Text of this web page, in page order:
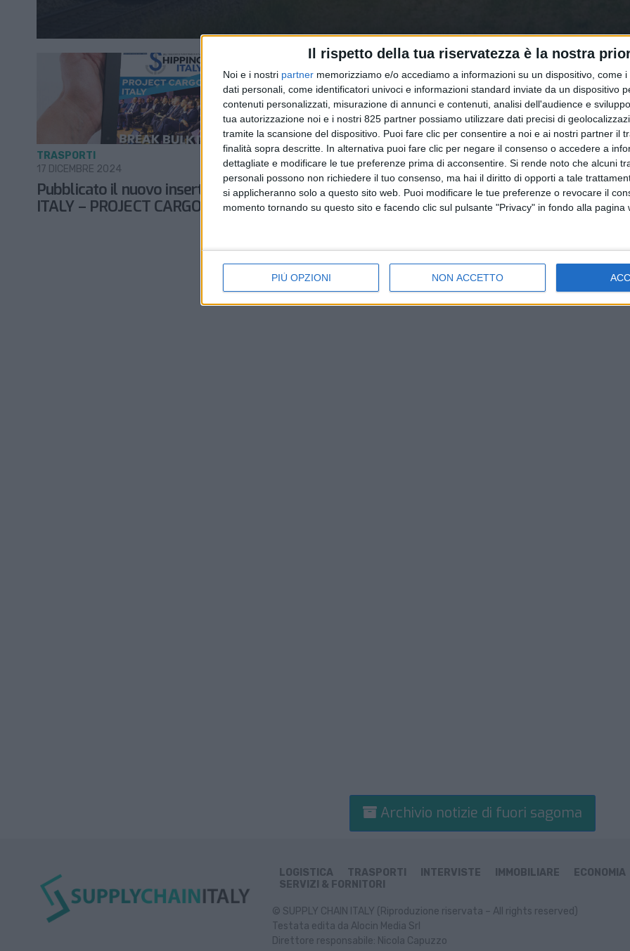
Il rispetto della tua riservatezza è la nostra
Noi e i nostri partner memorizziamo e/o accediamo a informazioni su un dispositivo, come
dati personali, come identificatori univoci e informazioni standard inviate da un dispositivo
contenuti personalizzati, misurazione di annunci e contenuti, analisi dell'audience e
tua autorizzazione noi e i nostri 825 partner possiamo utilizzare dati precisi di
tramite la scansione del dispositivo. Puoi fare clic per consentire a noi e ai nostri partner il
finalità sopra descritte. In alternativa puoi fare clic per negare il consenso o accedere a
dettagliate e modificare le tue preferenze prima di acconsentire. Si rende noto che alcuni
personali possono non richiedere il tuo consenso, ma hai il diritto di opporti a tale
si applicheranno solo a questo sito web. Puoi modificare le tue preferenze o revocare il
momento tornando su questo sito e facendo clic sul pulsante "Privacy" in fondo alla pagina
PIÙ OPZIONI NON ACCETTO
Pubblicato il nuovo inserto BREAK BULK
ITALY – PROJECT CARGO ITALY
TRASPORTI
17 DICEMBRE 2024
Archivio notizie di fuori sagoma
LOGISTICA TRASPORTI INTERVISTE IMMOBILIARE
ECONOMIA
SERVIZI & FORNITORI
© SUPPLY CHAIN ITALY (Riproduzione riservata – All rights reserved)
Testata edita da Alocin Media Srl
Direttore responsabile: Nicola Capuzzo